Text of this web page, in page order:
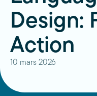
Design:
Action
10 mars 2026